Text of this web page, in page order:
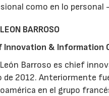
como en lo personal
BARROSO
Innovation & Information
Barroso es chief
de 2012. Anteriormente
en el grupo